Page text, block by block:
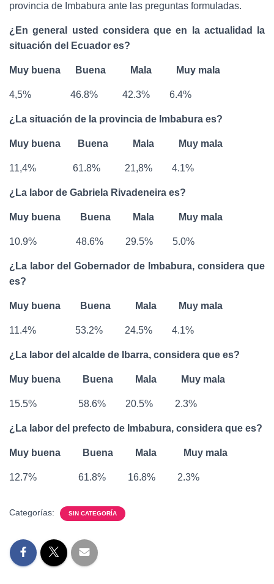
provincia de Imbabura ante las preguntas formuladas.
¿En general usted considera que en la actualidad la
situación del Ecuador es?
Muy buena Buena Mala Muy mala
4,5% 46.8% 42.3% 6.4%
¿La situación de la provincia de Imbabura es?
Muy buena Buena Mala Muy mala
11,4% 61.8% 21,8% 4.1%
¿La labor de Gabriela Rivadeneira es?
Muy buena Buena Mala Muy mala
10.9% 48.6% 29.5% 5.0%
¿La labor del Gobernador de Imbabura, considera que
es?
Muy buena Buena Mala Muy mala
11.4% 53.2% 24.5% 4.1%
¿La labor del alcalde de Ibarra, considera que es?
Muy buena Buena Mala Muy mala
15.5% 58.6% 20.5% 2.3%
¿La labor del prefecto de Imbabura, considera que es?
Muy buena Buena Mala Muy mala
12.7% 61.8% 16.8% 2.3%
Categorías: SIN CATEGORÍA